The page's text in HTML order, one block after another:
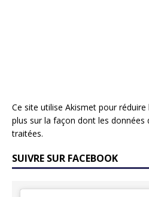
Ce site utilise Akismet pour réduire
plus sur la façon dont les
traitées.
SUIVRE SUR FACEBOOK